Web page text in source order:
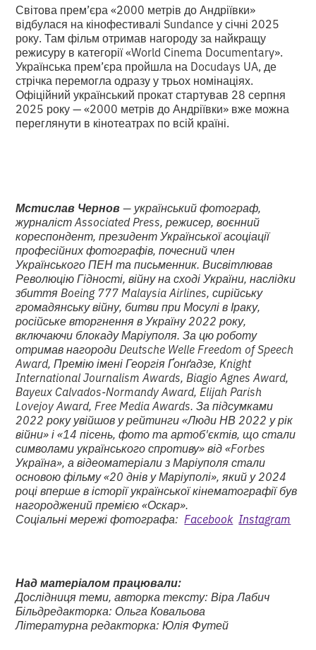
Світова прем’єра «2000 метрів до Андріївки»
відбулася на кінофестивалі Sundance у січні 2025
року. Там фільм отримав нагороду за найкращу
режисуру в категорії «World Cinema Documentary».
Українська прем’єра пройшла на Docudays UA, де
стрічка перемогла одразу у трьох номінаціях.
Офіційний український прокат стартував 28 серпня
2025 року — «2000 метрів до Андріївки» вже можна
переглянути в кінотеатрах по всій країні.
Мстислав Чернов— український фотограф,
журналіст Associated Press, режисер, воєнний
кореспондент, президент Української асоціації
професійних фотографів, почесний член
Українського ПЕН та письменник. Висвітлював
Революцію Гідності, війну на сході України, наслідки
збиття Boeing 777 Malaysia Airlines, сирійську
громадянську війну, битви при Мосулі в Іраку,
російське вторгнення в Україну 2022 року,
включаючи блокаду Маріуполя. За цю роботу
отримав нагороди Deutsche Welle Freedom of Speech
Award, Премію імені Георгія Ґонґадзе, Knight
International Journalism Awards, Biagio Agnes Award,
Bayeux Calvados-Normandy Award, Elijah Parish
Lovejoy Award, Free Media Awards. За підсумками
2022 року увійшов у рейтинги «Люди НВ 2022 у рік
війни» і «14 пісень, фото та артоб'єктів, що стали
символами українського спротиву» від «Forbes
Україна», а відеоматеріали з Маріуполя стали
основою фільму «20 днів у Маріуполі», який у 2024
році вперше в історії української кінематографії був
нагороджений премією «Оскар».
Соціальні мережі фотографа:Facebook Instagram
Над матеріалом працювали:
Дослідниця теми, авторка тексту: Віра Лабич
Більдредакторка: Ольга Ковальова
Літературна редакторка: Юлія Футей